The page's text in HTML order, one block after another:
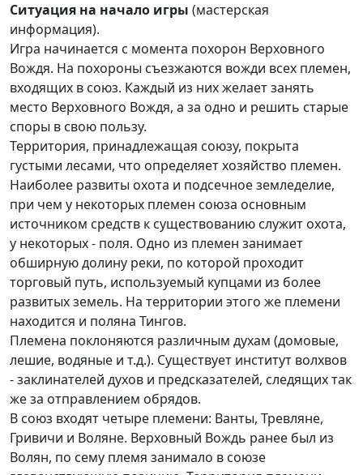
Ситуация на начало игры (мастерская
информация).
Игра начинается с момента похорон Верховного
Вождя. На похороны съезжаются вожди всех племен,
входящих в союз. Каждый из них желает занять
место Верховного Вождя, а за одно и решить старые
споры в свою пользу.
Территория, принадлежащая союзу, покрыта
густыми лесами, что определяет хозяйство племен.
Наиболее развиты охота и подсечное земледелие,
при чем у некоторых племен союза основным
источником средств к существованию служит охота,
у некоторых - поля. Одно из племен занимает
обширную долину реки, по которой проходит
торговый путь, используемый купцами из более
развитых земель. На территории этого же племени
находится и поляна Тингов.
Племена поклоняются различным духам (домовые,
лешие, водяные и т.д.). Существует институт волхвов
- заклинателей духов и предсказателей, следящих так
же за отправлением обрядов.
В союз входят четыре племени: Ванты, Тревляне,
Гривичи и Воляне. Верховный Вождь ранее был из
Волян, по сему племя занимало в союзе